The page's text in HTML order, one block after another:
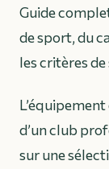
Guide
de sport, du
les critères
L’équipement
d’un club
sur une